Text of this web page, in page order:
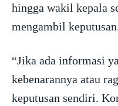
hingga wakil kepala
mengambil
“Jika ada informasi
kebenarannya atau
keputusan sendiri.